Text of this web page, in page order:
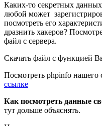
Каких-то секретных
любой может
посмотреть его
дразнить хакеров?
файл с сервера.
Скачать файл с функцией
Посмотреть phpinfo нашего
ссылке
Как посмотреть данные
тут дольше объяснять.